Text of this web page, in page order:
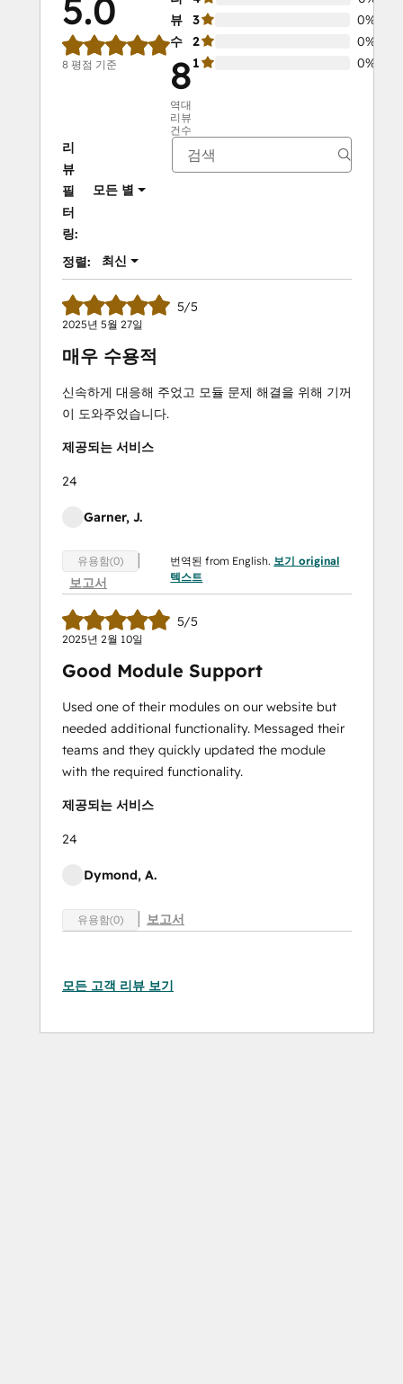
5.0
8 평점 기준
뷰
수
8
역대
리뷰
건수
3
0%
2
0%
1
0%
리
뷰
필
터
링:
모든 별
정렬: 최신
5/5
2025년 5월 27일
매우 수용적
신속하게 대응해 주었고 모듈 문제 해결을 위해 기꺼
이 도와주었습니다.
제공되는 서비스
24
Garner, J.
유용함(0)
보고서
번역된 from English.보기 original
텍스트
5/5
2025년 2월 10일
Good Module Support
Used one of their modules on our website but
needed additional functionality. Messaged their
teams and they quickly updated the module
with the required functionality.
제공되는 서비스
24
Dymond, A.
유용함(0) 보고서
모든 고객 리뷰 보기